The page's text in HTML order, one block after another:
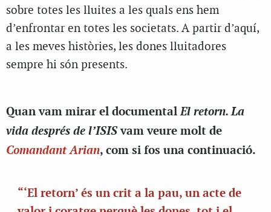
sobre totes les lluites a les quals ens hem
d’enfrontar en totes les societats. A partir d’aquí,
a les meves històries, les dones lluitadores
sempre hi són presents.
Quan vam mirar el documentalEl retorn. La
vida després de l’ISISvam veure molt de
Comandant Arian, com si fos una continuació.
“‘El retorn’ és un crit a la pau, un acte de